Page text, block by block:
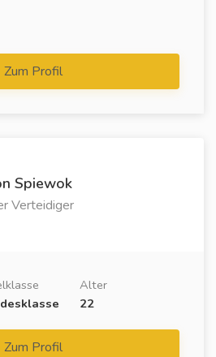
Zum Profil
Spiewok
Verteidiger
Alter
22
Zum Profil